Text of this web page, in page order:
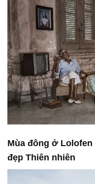
Mùa đông ở Lolofen
đẹp Thiên nhiên